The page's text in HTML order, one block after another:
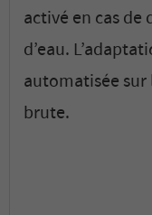
activé en cas
d’eau.
automatisée sur
brute.